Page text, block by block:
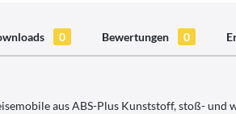
0 Bewertungen 0
aus ABS-Plus Kunststoff, stoß-